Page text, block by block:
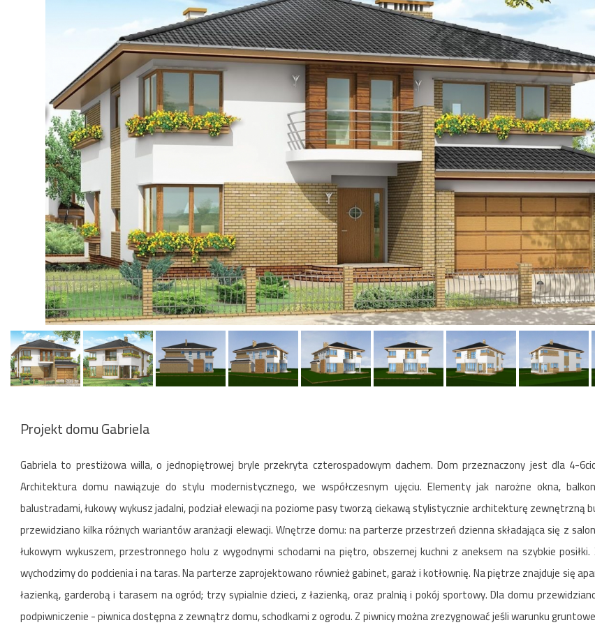
Projekt domu Gabriela
Gabriela to prestiżowa willa, o jednopiętrowej bryle przekryta czterospadowym dachem. Dom przeznaczony jest dla 4-
Architektura domu nawiązuje do stylu modernistycznego, we współczesnym ujęciu. Elementy jak narożne okna,
balustradami, łukowy wykusz jadalni, podział elewacji na poziome pasy tworzą ciekawą stylistycznie architekturę zewnętrzną
przewidziano kilka różnych wariantów aranżacji elewacji. Wnętrze domu: na parterze przestrzeń dzienna składająca się z
łukowym wykuszem, przestronnego holu z wygodnymi schodami na piętro, obszernej kuchni z aneksem na szybkie
wychodzimy do podcienia i na taras. Na parterze zaprojektowano również gabinet, garaż i kotłownię. Na piętrze znajduje się
łazienką, garderobą i tarasem na ogród; trzy sypialnie dzieci, z łazienką, oraz pralnią i pokój sportowy. Dla domu
podpiwniczenie - piwnica dostępna z zewnątrz domu, schodkami z ogrodu. Z piwnicy można zrezygnować jeśli warunku